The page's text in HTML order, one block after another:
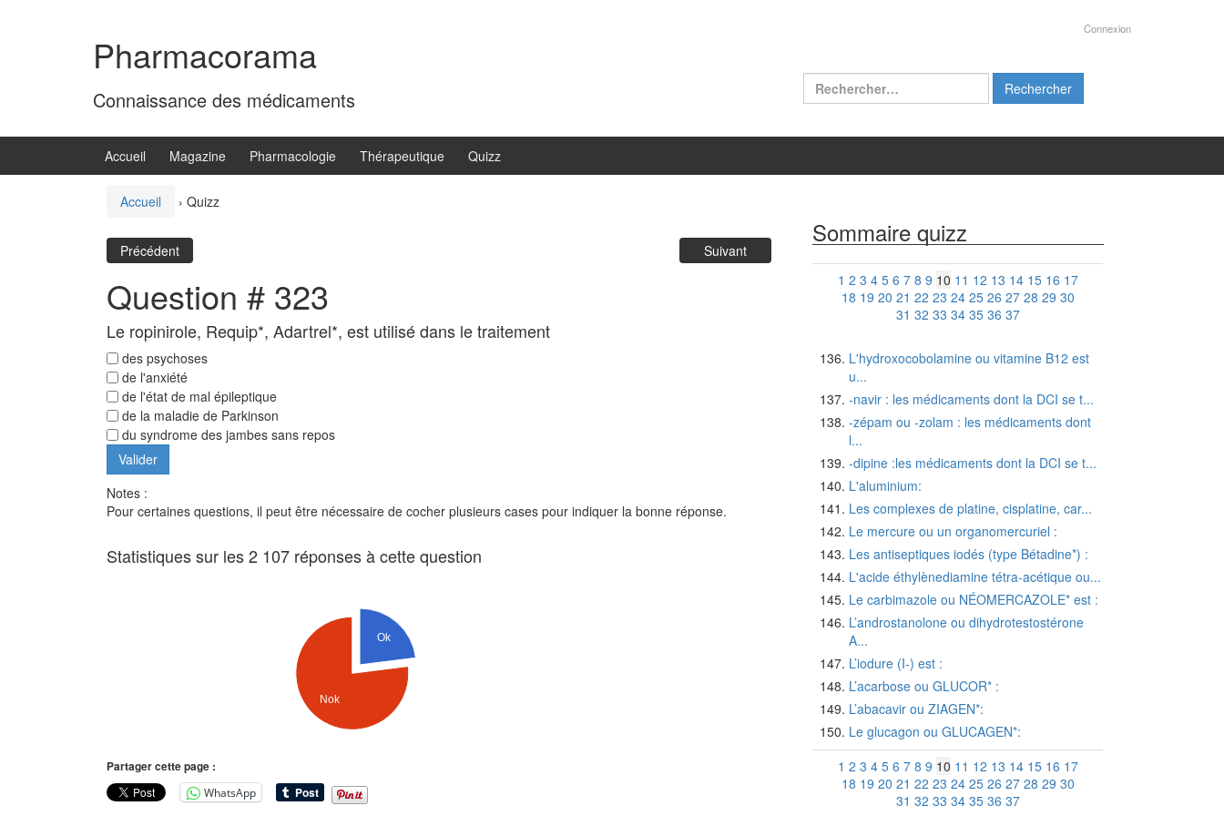
Pharmacorama
Connaissance des médicaments
Connexion
Rechercher :
Accueil Magazine Pharmacologie Thérapeutique Quizz
Accueil › Quizz
Précédent Suivant
Question # 323
Le ropinirole, Requip*, Adartrel*, est utilisé dans le traitement
des psychoses
de l'anxiété
de l'état de mal épileptique
de la maladie de Parkinson
du syndrome des jambes sans repos
Notes :
Pour certaines questions, il peut être nécessaire de cocher plusieurs cases pour indiquer la bonne réponse.
Statistiques sur les 2 107 réponses à cette question
Ok
Nok
Partager cette page :
WhatsApp
Sommaire quizz
1 2 3 4 5 6 7 8 9 10 11 12 13 14 15 16 17
18 19 20 21 22 23 24 25 26 27 28 29 30
31 32 33 34 35 36 37
L'hydroxocobolamine ou vitamine B12 est
u...
-navir : les médicaments dont la DCI se t...
-zépam ou -zolam : les médicaments dont
l...
-dipine :les médicaments dont la DCI se t...
L'aluminium:
Les complexes de platine, cisplatine, car...
Le mercure ou un organomercuriel :
Les antiseptiques iodés (type Bétadine*) :
L'acide éthylènediamine tétra-acétique ou...
Le carbimazole ou NÉOMERCAZOLE* est :
L’androstanolone ou dihydrotestostérone
A...
L’iodure (I-) est :
L’acarbose ou GLUCOR* :
L’abacavir ou ZIAGEN*:
Le glucagon ou GLUCAGEN*:
1 2 3 4 5 6 7 8 9 10 11 12 13 14 15 16 17
18 19 20 21 22 23 24 25 26 27 28 29 30
31 32 33 34 35 36 37